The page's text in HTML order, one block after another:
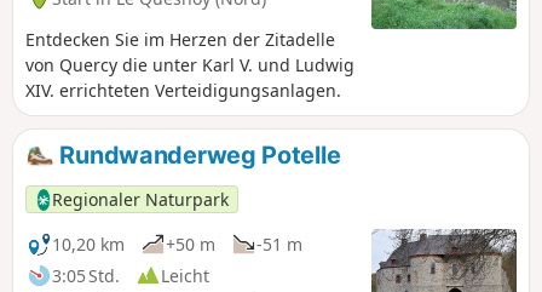
Entdecken Sie im Herzen der Zitadelle
von Quercy die unter Karl V. und Ludwig
XIV. errichteten Verteidigungsanlagen.
Rundwanderweg Potelle
Regionaler Naturpark
10,20 km
+50 m
-51 m
3:05 Std.
Leicht